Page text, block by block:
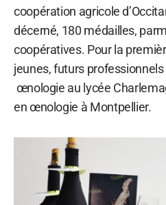
coopération agricole
décerné, 180 médailles,
coopératives. Pour la
jeunes, futurs
œnologie au lycée
en œnologie à Montpellier.